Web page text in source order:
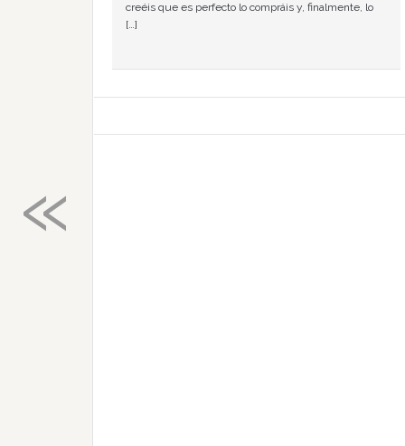
creéis que es perfecto lo compráis y, finalmente, lo
[…]
«